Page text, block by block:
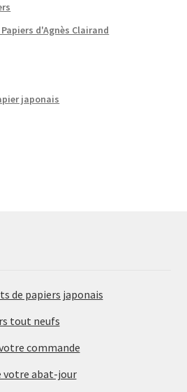
d'Agnès Clairand
japonais
de papiers japonais
tout neufs
commande
votre abat-jour